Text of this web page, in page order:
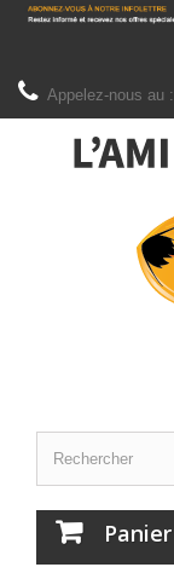
Appelez-nous au :
Panier